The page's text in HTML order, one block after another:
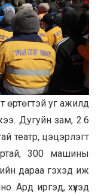
өртөгтэй уг ажилд
Дугуйн зам, 2.6
театр, цэцэрлэгт
300 машины
дараа гэхэд иж
Ард иргэд, хүүхэд